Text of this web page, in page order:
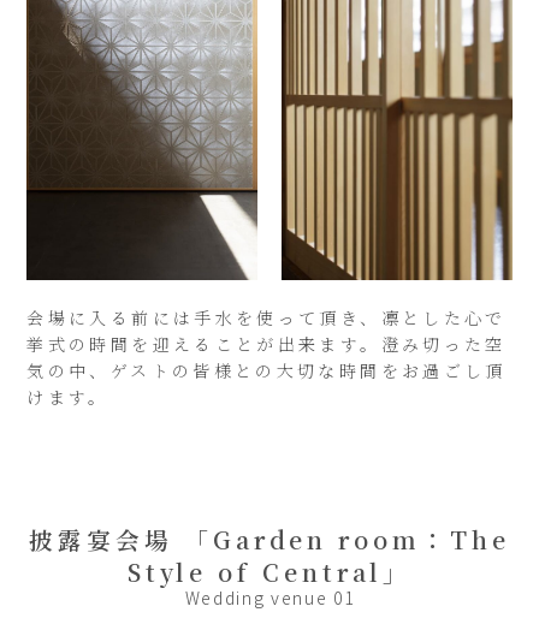
会場に入る前には手水を使って頂き、凛とした心で
挙式の時間を迎えることが出来ます。澄み切った空
気の中、ゲストの皆様との大切な時間をお過ごし頂
けます。
披露宴会場 「Garden room：The
Style of Central」
Wedding venue 01